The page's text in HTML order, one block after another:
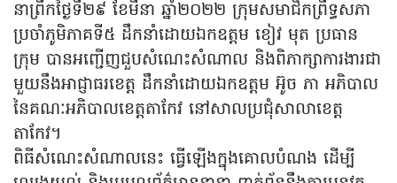
នាព្រឹកថ្ងៃទី២៩ ខែមីនា ឆ្នាំ២០២២ ក្រុមសមាជិកព្រឹទ្ធសភា
ប្រចាំភូមិភាគទី៥ ដឹកនាំដោយឯកឧត្តម ខៀវ មុត ប្រធាន
ក្រុម បានអញ្ជើញជួបសំណេះសំណាល និងពិភាក្សាការងារជា
មួយនឹងអាជ្ញាធរខេត្ត ដឹកនាំដោយឯកឧត្តម អ៊ូច ភា អភិបាល
នៃគណៈអភិបាលខេត្តតាកែវ នៅសាលប្រជុំសាលាខេត្ត
តាកែវ។
ពិធីសំណេះសំណាលនេះ ធ្វើឡើងក្នុងគោលបំណង ដើម្បី